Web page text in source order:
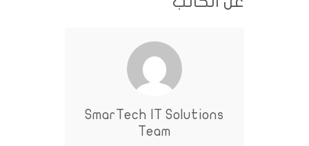
SmarTech IT Solutions
Team